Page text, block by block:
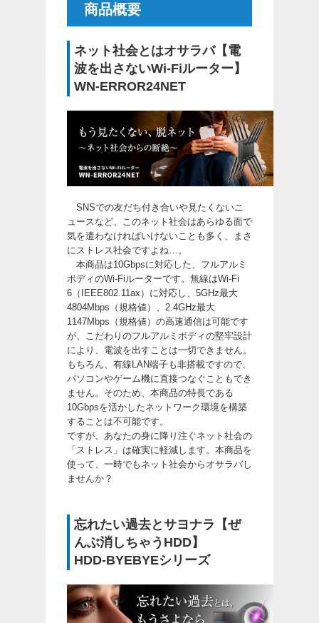
商品概要
ネット社会とはオサラバ【電
波を出さないWi-Fiルーター】
WN-ERROR24NET
SNSでの友だち付き合いや見たくないニ
ュースなど、このネット社会はあらゆる面で
気を遣わなければいけないことも多く、まさ
にストレス社会ですよね…。
本商品は10Gbpsに対応した、フルアルミ
ボディのWi-Fiルーターです。無線はWi-Fi
6（IEEE802.11ax）に対応し、5GHz最大
4804Mbps（規格値）、2.4GHz最大
1147Mbps（規格値）の高速通信は可能です
が、こだわりのフルアルミボディの堅牢設計
により、電波を出すことは一切できません。
もちろん、有線LAN端子も非搭載ですので、
パソコンやゲーム機に直接つなぐこともでき
ません。そのため、本商品の特長である
10Gbpsを活かしたネットワーク環境を構築
することは不可能です。
ですが、あなたの身に降り注ぐネット社会の
「ストレス」は確実に軽減します。本商品を
使って、一時でもネット社会からオサラバし
ませんか？
忘れたい過去とサヨナラ【ぜ
んぶ消しちゃうHDD】
HDD-BYEBYEシリーズ